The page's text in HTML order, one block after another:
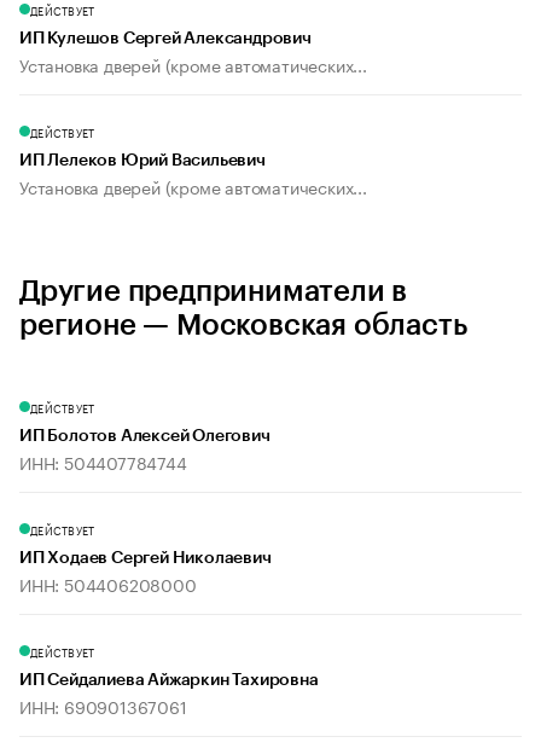
ДЕЙСТВУЕТ
ИП Кулешов Сергей Александрович
Установка дверей (кроме автоматических...
ДЕЙСТВУЕТ
ИП Лелеков Юрий Васильевич
Установка дверей (кроме автоматических...
Другие предприниматели в
регионе — Московская область
ДЕЙСТВУЕТ
ИП Болотов Алексей Олегович
ИНН: 504407784744
ДЕЙСТВУЕТ
ИП Ходаев Сергей Николаевич
ИНН: 504406208000
ДЕЙСТВУЕТ
ИП Сейдалиева Айжаркин Тахировна
ИНН: 690901367061